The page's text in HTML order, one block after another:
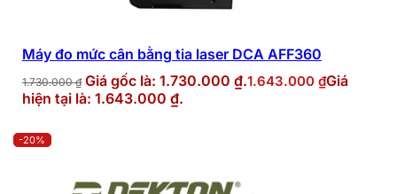
Máy đo mức cân bằng tia laser DCA AFF360
1.730.000₫ Giá gốc là: 1.730.000 ₫.1.643.000 ₫Giá
hiện tại là: 1.643.000 ₫.
-20%